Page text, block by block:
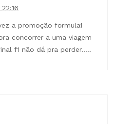
a promoção formula1
concorrer a uma viagem
f1 não dá pra perder…..